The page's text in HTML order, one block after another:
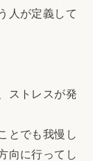
人が定義して
ストレスが発
とでも我慢し
向に行ってし